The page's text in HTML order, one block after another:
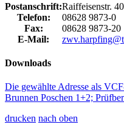
Postanschrift:Raiffeisenstr. 40
Telefon:
08628 9873-0
Fax:
08628 9873-20
E-Mail:
Downloads
Die gewählte Adresse als
Brunnen Poschen 1+2;
drucken nach oben